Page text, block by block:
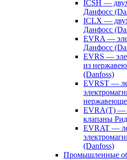
ICSH —
Данфосс
ICLX —
Данфосс
EVRA —
Данфосс
EVRS —
из
(Danfoss)
EVRST —
EVRA(T) —
клапаны
EVRAT —
(Danfoss)
Промышленные